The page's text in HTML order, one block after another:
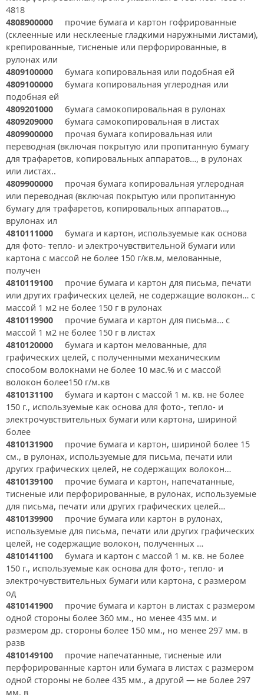
4818
4808900000 прочие бумага и картон гофрированные
(склеенные или несклееные гладкими наружными листами),
крепированные, тисненые или перфорированные, в
рулонах или
4809100000 бумага копировальная или подобная ей
4809100000 бумага копировальная углеродная или
подобная ей
4809201000 бумага самокопировальная в рулонах
4809209000 бумага самокопировальная в листах
4809900000 прочая бумага копировальная или
переводная (включая покрытую или пропитанную бумагу
для трафаретов, копировальных аппаратов…, в рулонах
или листах..
4809900000 прочая бумага копировальная углеродная
или переводная (включая покрытую или пропитанную
бумагу для трафаретов, копировальных аппаратов…,
врулонах ил
4810111000 бумага и картон, используемые как основа
для фото- тепло- и электрочувствительной бумаги или
картона с массой не более 150 г/кв.м, мелованные,
получен
4810119100 прочие бумага и картон для письма, печати
или других графических целей, не содержащие волокон… с
массой 1 м2 не более 150 г в рулонах
4810119900 прочие бумага и картон для письма… с
массой 1 м2 не более 150 г в листах
4810120000 бумага и картон мелованные, для
графических целей, с полученными механическим
способом волокнами не более 10 мас.% и с массой
волокон более150 г/м.кв
4810131100 бумага и картон с массой 1 м. кв. не более
150 г., используемые как основа для фото-, тепло- и
электрочувствительных бумаги или картона, шириной
более
4810131900 прочие бумага и картон, шириной более 15
см., в рулонах, используемые для письма, печати или
других графических целей, не содержащих волокон…
4810139100 прочие бумага и картон, напечатанные,
тисненые или перфорированные, в рулонах, используемые
для письма, печати или других графических целей…
4810139900 прочие бумага или картон в рулонах,
используемые для письма, печати или других графических
целей, не содержащие волокон, полученных …
4810141100 бумага и картон с массой 1 м. кв. не более
150 г., используемые как основа для фото-, тепло- и
электрочувствительных бумаги или картона, с размером
од
4810141900 прочие бумага и картон в листах с размером
одной стороны более 360 мм., но менее 435 мм. и
размером др. стороны более 150 мм., но менее 297 мм. в
разв
4810149100 прочие напечатанные, тисненые или
перфорированные картон или бумага в листах с размером
одной стороны не более 435 мм., а другой — не более 297
мм. в